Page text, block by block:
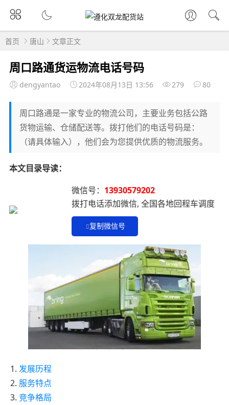
首页 唐山 文章正文
周口路通货运物流电话号码
dengyantao 2024年08月13日 13:56 279 80
周口路通是一家专业的物流公司，主要业务包括公路
货物运输、仓储配送等。拨打他们的电话号码是：
（请具体输入），他们会为您提供优质的物流服务。
本文目录导读：
微信号： 13930579202
拨打电话添加微信, 全国各地回程车调度
复制微信号
发展历程
服务特点
竞争格局